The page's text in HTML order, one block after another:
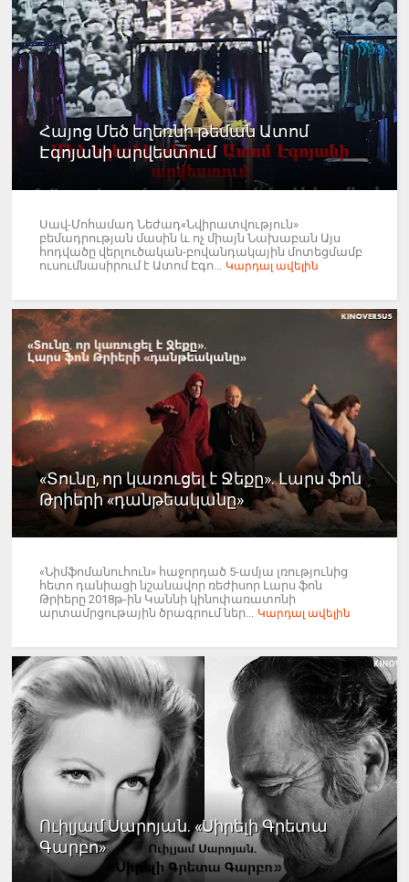
Հայոց Մեծ եղեռնի թեման Ատոմ
Էգոյանի արվեստում
Սավ-Մոհամադ Նեժադ«Նվիրատվություն»
բեմադրության մասին և ոչ միայն Նախաբան Այս
հոդվածը վերլուծական-բովանդակային մոտեցմամբ
ուսումնասիրում է Ատոմ Էգո...
Կարդալ ավելին
«Տունը, որ կառուցել է Ջեքը». Լարս ֆոն
Թրիերի «դանթեականը»
«Նիմֆոմանուհուն» հաջորդած 5-ամյա լռությունից
հետո դանիացի նշանավոր ռեժիսոր Լարս ֆոն
Թրիերը 2018թ-ին Կաննի կինոփառատոնի
արտամրցութային ծրագրում ներ...
Կարդալ ավելին
Ուիլյամ Սարոյան. «Սիրելի Գրետա
Գարբո»